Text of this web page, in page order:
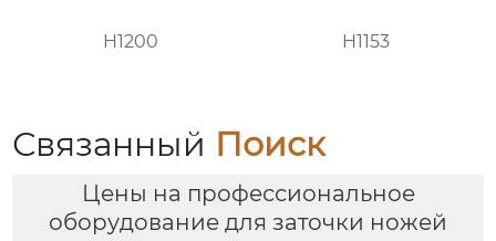
H1200 H1153
Связанный Поиск
Цены на профессиональное
оборудование для заточки ножей